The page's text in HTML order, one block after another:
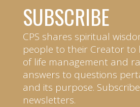
SUBSCRIBE
CPS shares spiritual
people to their Creator
of life management and
answers to questions
and its purpose.
newsletters.